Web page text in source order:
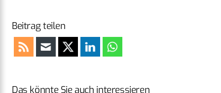
Beitrag teilen
Das könnte Sie auch interessieren